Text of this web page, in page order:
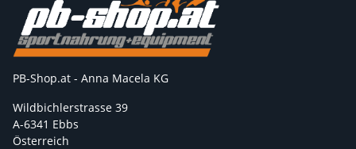
PB-Shop.at - Anna Macela KG
Wildbichlerstrasse 39
A-6341 Ebbs
Österreich